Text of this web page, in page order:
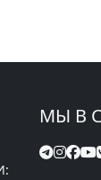
МЫ В